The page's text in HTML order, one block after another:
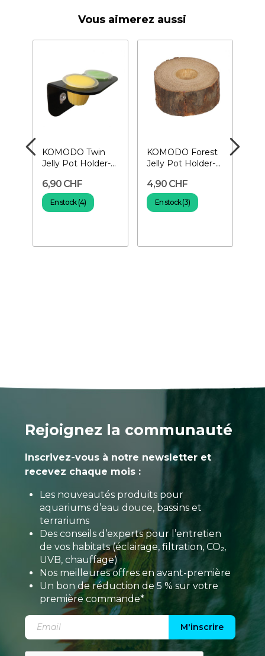
Vous aimerez aussi
KOMODO Twin
Jelly Pot Holder-
pour jelly
6,90 CHF
En stock (4)
KOMODO Forest
Jelly Pot Holder-
4,90 CHF
En stock (3)
Rejoignez la communauté
Inscrivez-vous à notre newsletter et
recevez chaque mois :
Les nouveautés produits pour
aquariums d’eau douce, bassins et
terrariums
Des conseils d’experts pour l’entretien
de vos habitats (éclairage, filtration, CO₂,
UVB, chauffage)
Nos meilleures offres en avant-première
Un bon de réduction de 5 % sur votre
première commande*
M'inscrire